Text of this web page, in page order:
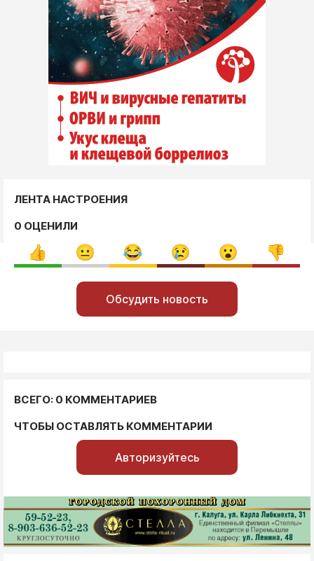
ЛЕНТА НАСТРОЕНИЯ
0 ОЦЕНИЛИ
Обсудить новость
ВСЕГО: 0 КОММЕНТАРИЕВ
ЧТОБЫ ОСТАВЛЯТЬ КОММЕНТАРИИ
Авторизуйтесь